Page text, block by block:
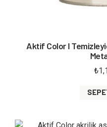
Aktif Color I
₺